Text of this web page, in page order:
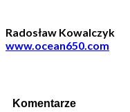
Radosław Kowalczyk
www.ocean650.com
Komentarze